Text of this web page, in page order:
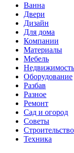
Ванна
Двери
Дизайн
Для дома
Компании
Материалы
Мебель
Недвижимость
Оборудование
Разбав
Разное
Ремонт
Сад и огород
Советы
Строительство
Техника